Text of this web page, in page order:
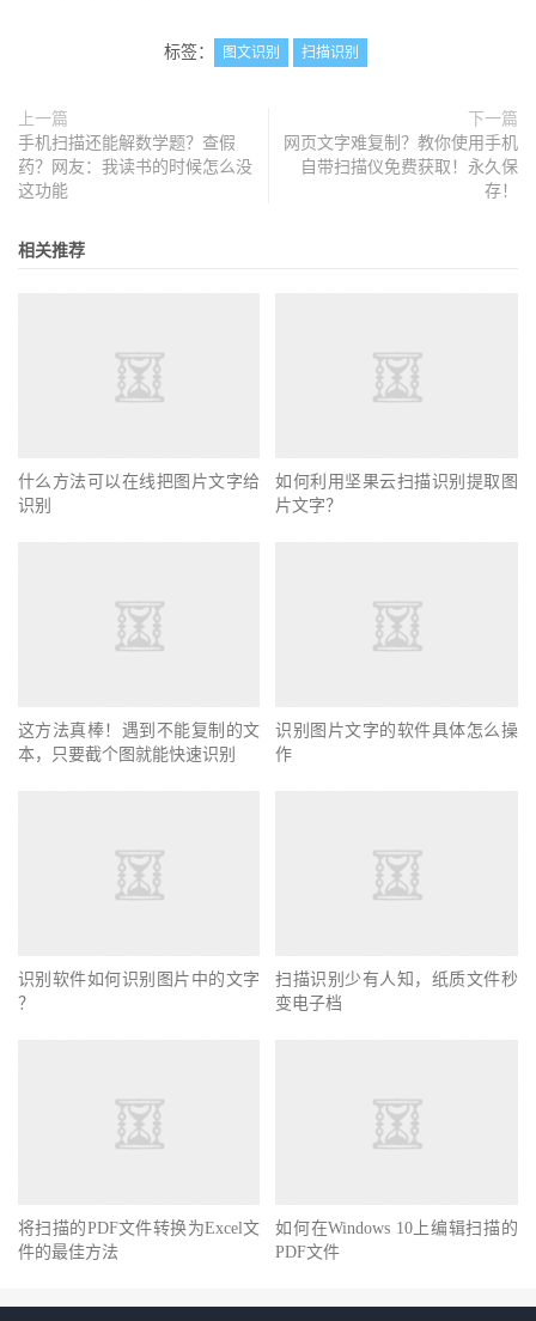
标签： 图文识别 扫描识别
上一篇
手机扫描还能解数学题？查假
药？网友：我读书的时候怎么没
这功能
下一篇
网页文字难复制？教你使用手机
自带扫描仪免费获取！永久保
存！
相关推荐
什么方法可以在线把图片文字给
识别
如何利用坚果云扫描识别提取图
片文字？
这方法真棒！遇到不能复制的文
本，只要截个图就能快速识别
识别图片文字的软件具体怎么操
作
识别软件如何识别图片中的文字
？
扫描识别少有人知，纸质文件秒
变电子档
将扫描的PDF文件转换为Excel文
件的最佳方法
如何在Windows 10上编辑扫描的
PDF文件